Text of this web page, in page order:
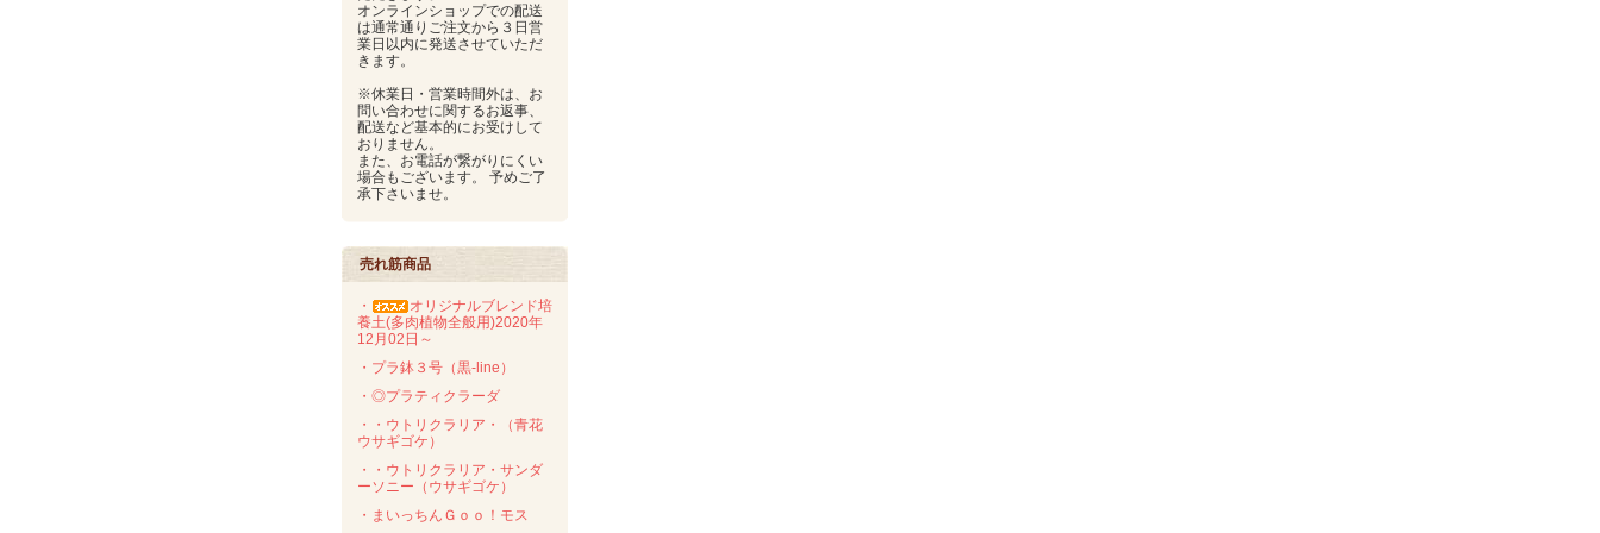
オンラインショップでの配送
は通常通りご注文から３日営
業日以内に発送させていただ
きます。
※休業日・営業時間外は、お
問い合わせに関するお返事、
配送など基本的にお受けして
おりません。
また、お電話が繋がりにくい
場合もございます。 予めご了
承下さいませ。
売れ筋商品
・
オリジナルブレンド培
養土(多肉植物全般用)2020年
12月02日～
・プラ鉢３号（黒-line）
・◎プラティクラーダ
・・ウトリクラリア・（青花
ウサギゴケ）
・・ウトリクラリア・サンダ
ーソニー（ウサギゴケ）
・まいっちんＧｏｏ！モス